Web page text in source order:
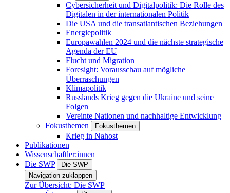
Cybersicherheit und Digitalpolitik: Die Rolle des
Digitalen in der internationalen Politik
Die USA und die transatlantischen Beziehungen
Energiepolitik
Europawahlen 2024 und die nächste strategische
Agenda der EU
Flucht und Migration
Foresight: Vorausschau auf mögliche
Überraschungen
Klimapolitik
Russlands Krieg gegen die Ukraine und seine
Folgen
Vereinte Nationen und nachhaltige Entwicklung
Fokusthemen
Fokusthemen
Krieg in Nahost
Publikationen
Wissenschaftler:innen
Die SWP
Die SWP
Navigation zuklappen
Zur Übersicht: Die SWP